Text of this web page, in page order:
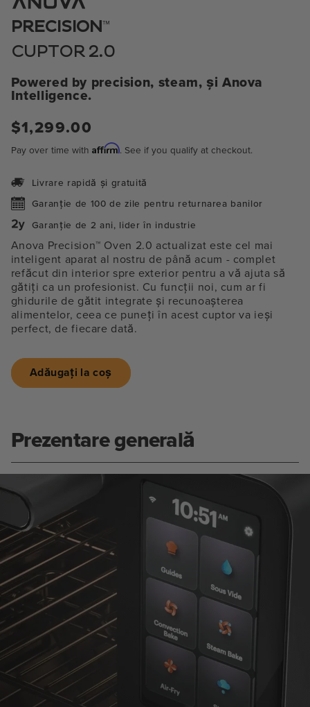
în
PRECISION™
CUPTOR 2.0
Powered by precision, steam, și Anova
Intelligence.
Preț
$1,299.00
Pay over time with Affirm. See if you qualify at checkout.
Livrare rapidă și gratuită
Garanție de 100 de zile pentru returnarea banilor
Garanție de 2 ani, lider în industrie
Anova Precision™ Oven 2.0 actualizat este cel mai
inteligent aparat al nostru de până acum - complet
refăcut din interior spre exterior pentru a vă ajuta să
gătiți ca un profesionist. Cu funcții noi, cum ar fi
ghidurile de gătit integrate și recunoașterea
alimentelor, ceea ce puneți în acest cuptor va ieși
perfect, de fiecare dată.
Adăugați la coș
Prezentare generală